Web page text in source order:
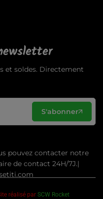
et soldes. Directement
S'abonner
pouvez contacter notre
de contact 24H/7J.|
réalisé par SCW Rocket